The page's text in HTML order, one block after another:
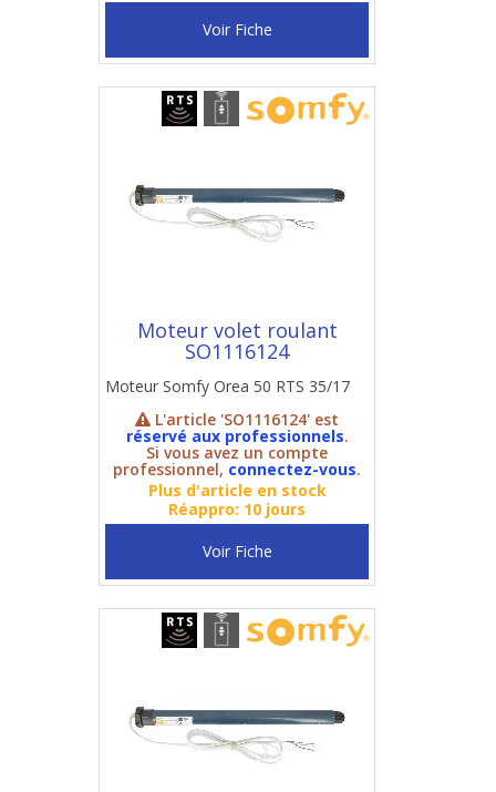
Voir Fiche
Moteur volet roulant
SO1116124
Moteur Somfy Orea 50 RTS 35/17
L'article 'SO1116124' est
réservé aux professionnels.
Si vous avez un compte
professionnel, connectez-vous.
Plus d'article en stock
Réappro: 10 jours
Voir Fiche